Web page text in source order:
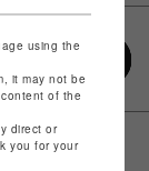
using the
it may not be
of the
direct or
you for your